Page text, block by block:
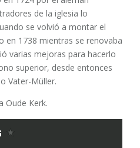
de la iglesia lo
se volvió a montar el
en 1738 mientras se renovaba
varias mejoras para hacerlo
superior, desde entonces
Vater-Müller.
Oude Kerk.